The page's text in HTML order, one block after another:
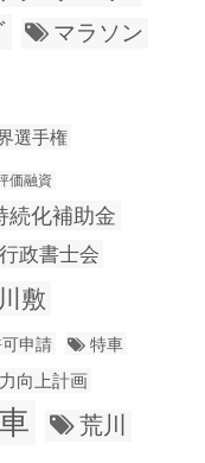
マラソン
選手権
価融資
続化補助金
政書士会
敷
申請
特車
向上計画
荒川